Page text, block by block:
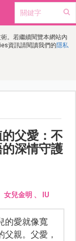
。若繼續閱覽本網站內
資訊請閱讀我們的隱私
的父愛：不
深情守護
女兒金明 、 IU
的愛就像寬
親。父愛，